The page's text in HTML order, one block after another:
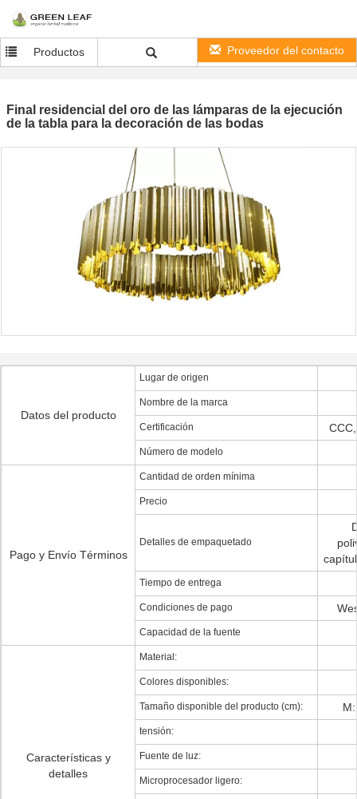
Productos Proveedor del contacto
Final residencial del oro de las lámparas de la ejecución
de la tabla para la decoración de las bodas
Datos del producto
Lugar de origen
Nombre de la marca
Certificación
Número de modelo
Pago y Envío Términos
Cantidad de orden mínima
Precio
Detalles de empaquetado
Tiempo de entrega
Condiciones de pago
Capacidad de la fuente
Características y
detalles
Material:
Colores disponibles:
Tamaño disponible del producto (cm):
tensión:
Fuente de luz:
Microprocesador ligero: